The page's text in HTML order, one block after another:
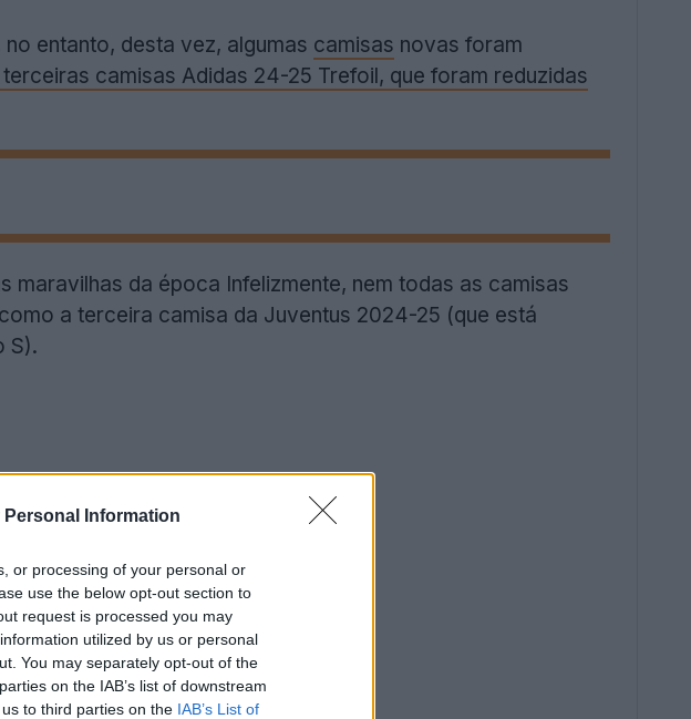
Personal Information
or processing of your personal or
use the below opt-out section to
request is processed you may
utilized by us or personal
You may separately opt-out of the
on the IAB’s list of downstream
to third parties on the IAB’s List of
entanto, desta vez, algumas camisas novas foram
camisas Adidas 24-25 Trefoil, que foram reduzidas
maravilhas da época Infelizmente, nem todas as camisas
a terceira camisa da Juventus 2024-25 (que está
S).